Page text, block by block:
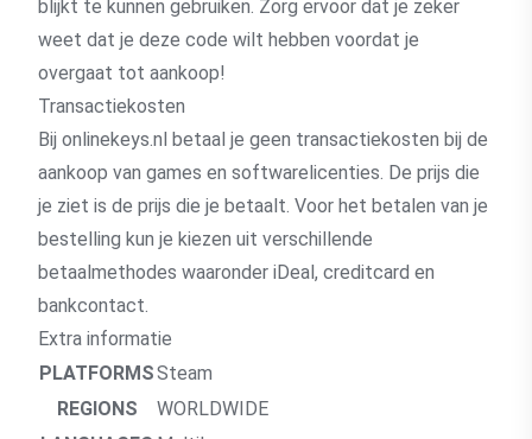
blijkt te kunnen gebruiken. Zorg ervoor dat je zeker
weet dat je deze code wilt hebben voordat je
overgaat tot aankoop!
Transactiekosten
Bij onlinekeys.nl betaal je geen transactiekosten bij de
aankoop van games en softwarelicenties. De prijs die
je ziet is de prijs die je betaalt. Voor het betalen van je
bestelling kun je kiezen uit verschillende
betaalmethodes waaronder iDeal, creditcard en
bankcontact.
Extra informatie
PLATFORMSSteam
REGIONS
WORLDWIDE